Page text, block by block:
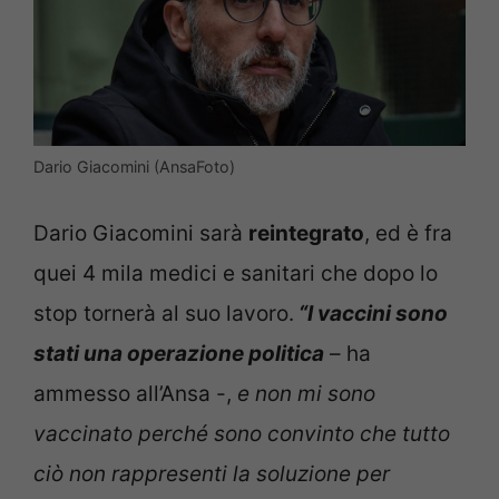
Dario Giacomini (AnsaFoto)
Dario Giacomini sarà reintegrato, ed è fra
quei 4 mila medici e sanitari che dopo lo
stop tornerà al suo lavoro. “I vaccini sono
stati una operazione politica – ha
ammesso all’Ansa -, e non mi sono
vaccinato perché sono convinto che tutto
ciò non rappresenti la soluzione per